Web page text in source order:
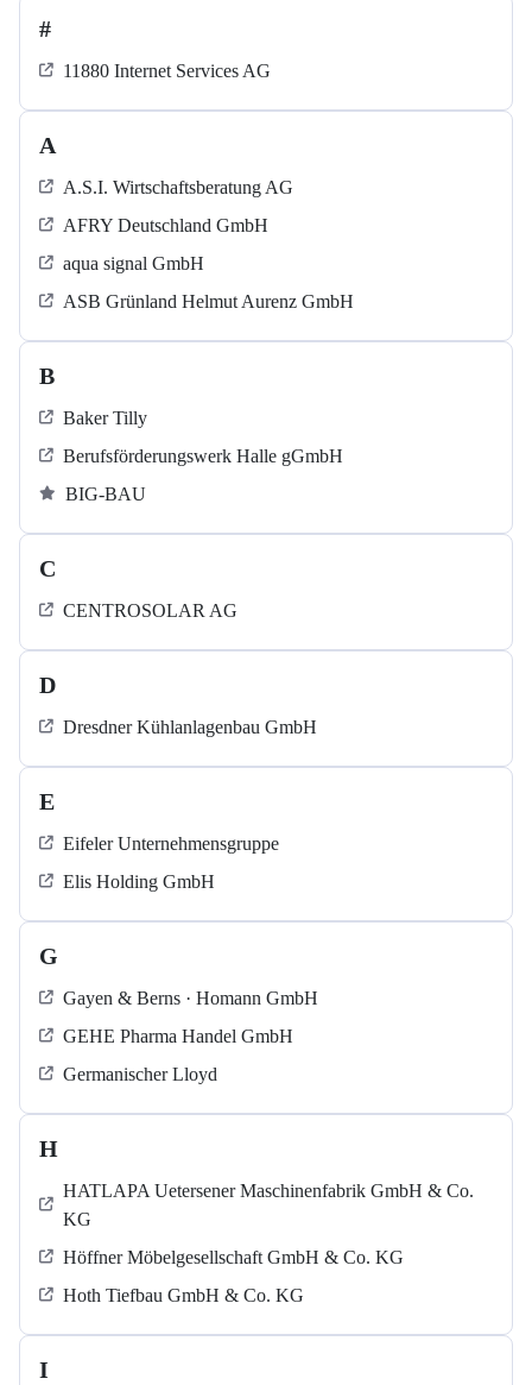
#
11880 Internet Services AG
A
A.S.I. Wirtschaftsberatung AG
AFRY Deutschland GmbH
aqua signal GmbH
ASB Grün­land Helmut Au­renz GmbH
B
Baker Tilly
Berufsförderungswerk Halle gGmbH
BIG-BAU
C
CENTROSOLAR AG
D
Dresdner Kühlanlagenbau GmbH
E
Eifeler Unternehmensgruppe
Elis Holding GmbH
G
Gayen & Berns · Homann GmbH
GEHE Pharma Handel GmbH
Germanischer Lloyd
H
HATLAPA Uetersener Maschinenfabrik GmbH & Co.
KG
Höffner Möbelgesellschaft GmbH & Co. KG
Hoth Tiefbau GmbH & Co. KG
I